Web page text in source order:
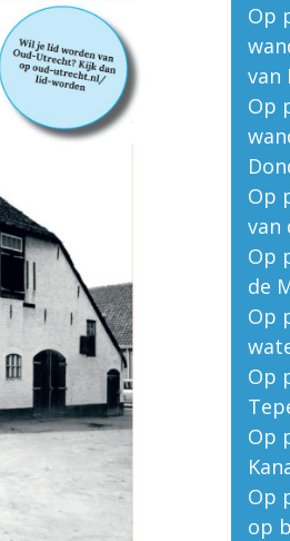
Op
van
Op
Op
van
Op
de
Op
Op
Op
Op
op